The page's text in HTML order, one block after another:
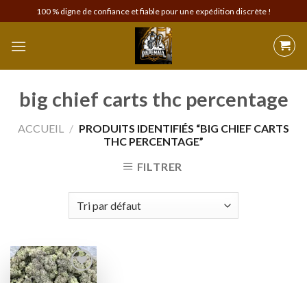
to
content
100 % digne de confiance et fiable pour une expédition discrète !
big chief carts thc percentage
ACCUEIL / PRODUITS IDENTIFIÉS “BIG CHIEF CARTS
THC PERCENTAGE”
FILTRER